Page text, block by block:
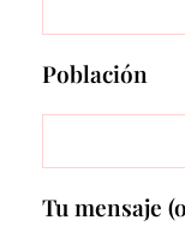
Población
Tu mensaje